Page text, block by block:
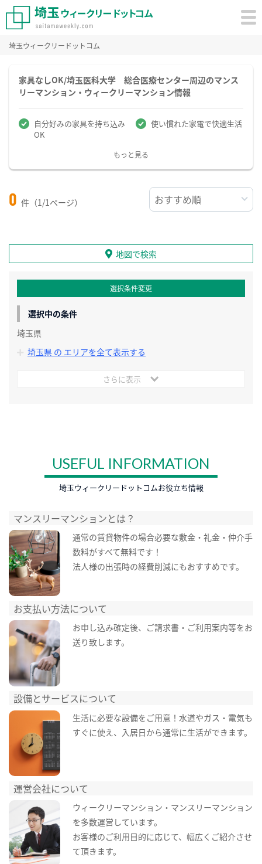
埼玉ウィークリードットコム
家具なしOK/埼玉医科大学 総合医療センター周辺のマンス
リーマンション・ウィークリーマンション情報
自分好みの家具を持ち込み
OK
使い慣れた家電で快適生活
もっと見る
0 件（1/1ページ）
地図で検索
選択条件変更
選択中の条件
埼玉県
埼玉県 の エリアを全て表示する
さらに表示
USEFUL INFORMATION
埼玉ウィークリードットコムお役立ち情報
マンスリーマンションとは？
通常の賃貸物件の場合必要な敷金・礼金・仲介手
数料がすべて無料です！
法人様の出張時の経費削減にもおすすめです。
お支払い方法について
お申し込み確定後、ご請求書・ご利用案内等をお
送り致します。
設備とサービスについて
生活に必要な設備をご用意！水道やガス・電気も
すぐに使え、入居日から通常に生活ができます。
運営会社について
ウィークリーマンション・マンスリーマンション
を多数運営しています。
お客様のご利用目的に応じて、幅広くご紹介させ
て頂きます。